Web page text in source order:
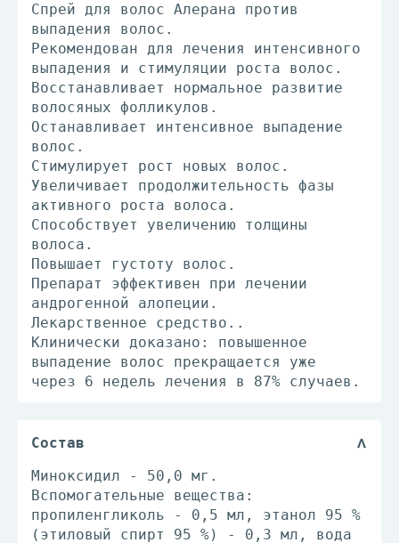
Спрей для волос Алерана против
выпадения волос.
Рекомендован для лечения интенсивного
выпадения и стимуляции роста волос.
Восстанавливает нормальное развитие
волосяных фолликулов.
Останавливает интенсивное выпадение
волос.
Стимулирует рост новых волос.
Увеличивает продолжительность фазы
активного роста волоса.
Способствует увеличению толщины
волоса.
Повышает густоту волос.
Препарат эффективен при лечении
андрогенной алопеции.
Лекарственное средство..
Клинически доказано: повышенное
выпадение волос прекращается уже
через 6 недель лечения в 87% случаев.
Состав
Миноксидил - 50,0 мг.
Вспомогательные вещества:
пропиленгликоль - 0,5 мл, этанол 95 %
(этиловый спирт 95 %) - 0,3 мл, вода